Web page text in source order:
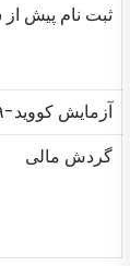
ثبت نام پیش از
آزمایش کووید-۱۹
گردش مالی